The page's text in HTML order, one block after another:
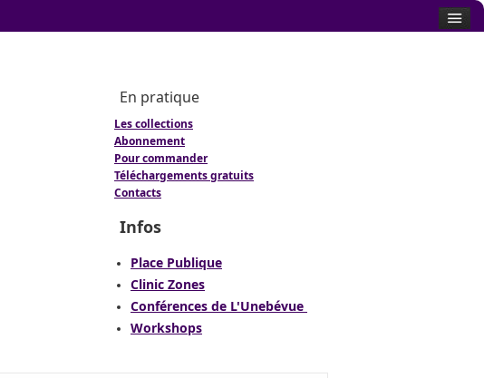
En pratique
Les collections
Abonnement
Pour commander
Téléchargements gratuits
Contacts
Infos
Place Publique
Clinic Zones
Conférences de L'Unebévue
Workshops